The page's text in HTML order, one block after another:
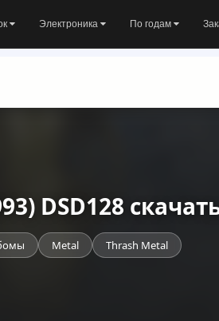
Электроника По годам
DSD128
Metal Thrash Metal